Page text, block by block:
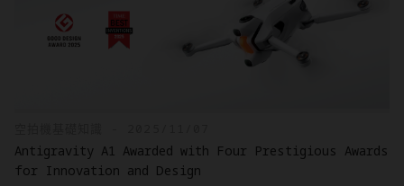
Antigravity A1 Awarded with Four Prestigious Awards
for Innovation and Design